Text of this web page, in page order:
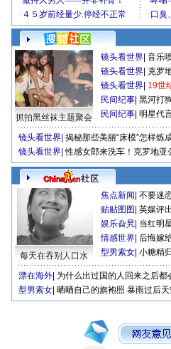
抓拍黑丝袜主题聚会
镜头看世界 音乐
镜头看世界 克罗
镜头看世界 19世
民间纪事 黑河打
民间纪事 明星代
镜头看世界 揭秘那些美丽“床模”怎样炼
镜头看世界 性感女郎来洗车！克罗地亚
每天在吞别人口水
焦点新闻 不要迷
贴贴图图 英媒评
娱乐旮旯 当红明
情感世界 后悔嫁
型男索女 小糖精
漂在海外 为什么出过国的人回来之后都
型男索女 晒晒自己的旗袍照 暴雨过后